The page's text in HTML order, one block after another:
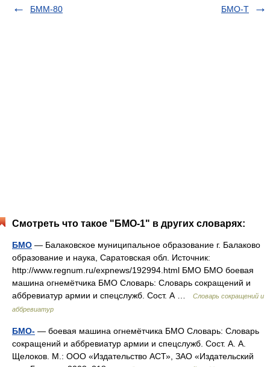
БММ-80
БМО-Т
Смотреть что такое "БМО-1" в других словарях:
БМО — Балаковское муниципальное образование г. Балаково
образование и наука, Саратовская обл. Источник:
http://www.regnum.ru/expnews/192994.html БМО БМО боевая
машина огнемётчика БМО Словарь: Словарь сокращений и
аббревиатур армии и спецслужб. Сост. А …
Словарь сокращений и
аббревиатур
БМО- — боевая машина огнемётчика БМО Словарь: Словарь
сокращений и аббревиатур армии и спецслужб. Сост. А. А.
Щелоков. М.: ООО «Издательство АСТ», ЗАО «Издательский